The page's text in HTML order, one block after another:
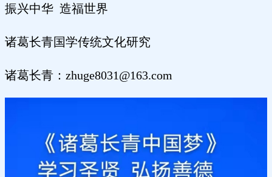
振兴中华 造福世界
诸葛长青国学传统文化研究
诸葛长青：zhuge8031@163.com